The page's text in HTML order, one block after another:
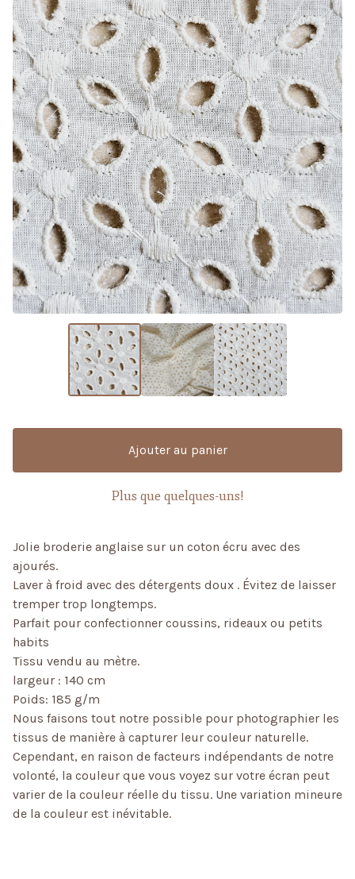
Ajouter au panier
Plus que quelques-uns!
Jolie broderie anglaise sur un coton écru avec des
ajourés.
Laver à froid avec des détergents doux . Évitez de laisser
tremper trop longtemps.
Parfait pour confectionner coussins, rideaux ou petits
habits
Tissu vendu au mètre.
largeur : 140 cm
Poids: 185 g/m
Nous faisons tout notre possible pour photographier les
tissus de manière à capturer leur couleur naturelle.
Cependant, en raison de facteurs indépendants de notre
volonté, la couleur que vous voyez sur votre écran peut
varier de la couleur réelle du tissu. Une variation mineure
de la couleur est inévitable.